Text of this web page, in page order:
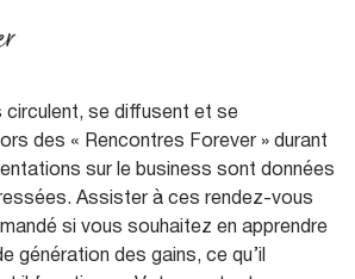
circulent, se diffusent et se
des « Rencontres Forever » durant
sur le business sont données
Assister à ces rendez-vous
si vous souhaitez en apprendre
génération des gains, ce qu’il